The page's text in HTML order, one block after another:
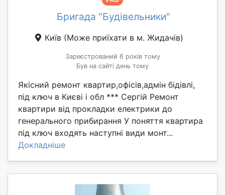
Бригада "Будівельники"
Київ (Може приїхати в м. Жидачів)
Зареєстрований 6 років тому
Був на сайті день тому
Якісний ремонт квартир,офісів,адмін бідівлі,
під ключ в Києві і обл *** Сергій Ремонт
квартири від прокладки електрики до
генерального прибирання У поняття квартира
під ключ входять наступні види монт...
Докладніше